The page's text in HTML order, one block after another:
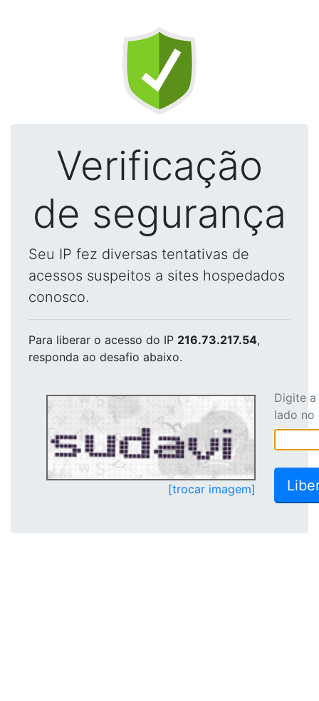
Verificação
de segurança
Seu IP fez diversas tentativas de
acessos suspeitos a sites hospedados
conosco.
Para liberar o acesso do IP 216.73.217.54,
responda ao desafio abaixo.
[trocar imagem]
Digite
lado no